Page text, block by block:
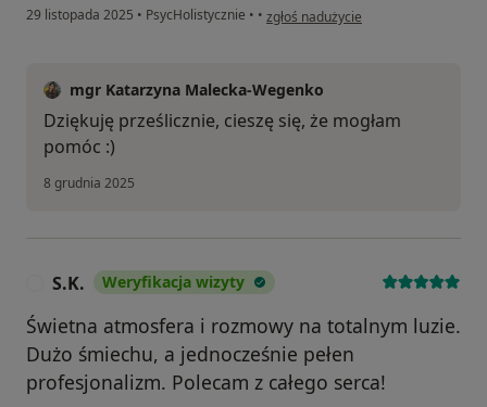
29 listopada 2025 • PsycHolistycznie • • w opinii użytkownika MM
zgłoś nadużycie
mgr Katarzyna Malecka-Wegenko
Dziękuję prześlicznie, cieszę się, że mogłam
pomóc :)
8 grudnia 2025
S.K. Weryfikacja wizyty
Świetna atmosfera i rozmowy na totalnym luzie.
Dużo śmiechu, a jednocześnie pełen
profesjonalizm. Polecam z całego serca!